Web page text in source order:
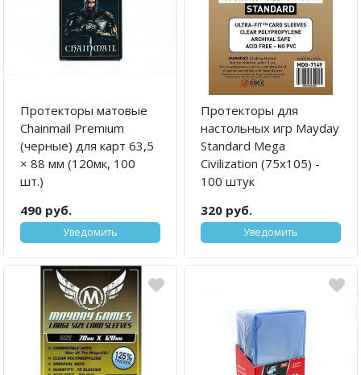
Протекторы матовые
Chainmail Premium
(черные) для карт 63,5
× 88 мм (120мк, 100
шт.)
490 руб.
Уведомить
Протекторы для
настольных игр Mayday
Standard Mega
Civilization (75х105) -
100 штук
320 руб.
Уведомить